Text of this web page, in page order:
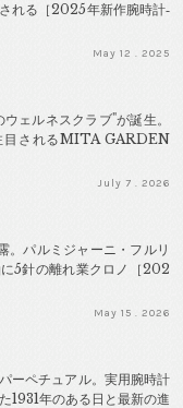
れる［2025年新作腕時計‐
May 12 . 2025
ェルネスクラブ"が誕生。
目されるMITA GARDEN
July 7 . 2026
。パルミジャーニ・フルリ
5針の離れ業クロノ［202
May 15 . 2026
ーペチュアル。実用腕時計
1931年のある日と最新の進